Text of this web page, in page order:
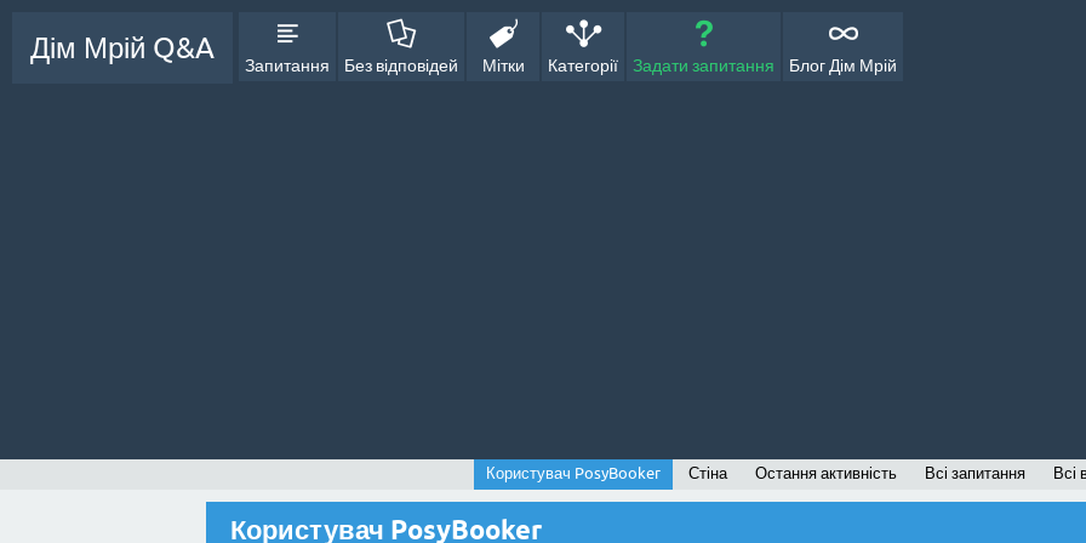
Дім Мрій Q&A
Запитання Без відповідей Мітки Категорії Задати запитання Блог Дім Мрій
Користувач PosyBooker Стіна Остання активність Всі запитання Всі
Користувач PosyBooker